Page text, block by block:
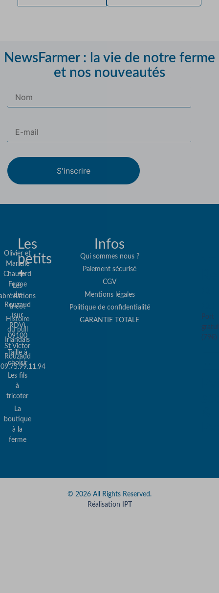
NewsFarmer : la vie de notre ferme
et nos nouveautés
S'inscrire
Olivier et
Marielle
Chautard
Ferme
de
Rouzaud
(sur
RDV)
09100
St Victor
Rouzaud
09.75.99.11.94
Les
petits
+
Les
tricot
Histoire
du pull
Irlandais
Taille à
choisir
Les fils
à
tricoter
La
boutique
à la
ferme
Infos
Qui sommes nous ?
Paiement sécurisé
CGV
Mentions légales
Politique de confidentialité
GARANTIE TOTALE
Port
(79€)
© 2026 All Rights Reserved.
Réalisation IPT